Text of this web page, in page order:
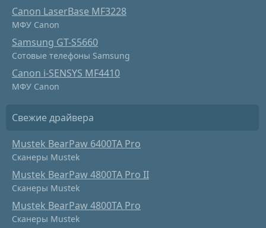
Canon LaserBase MF3228
МФУ Canon
Samsung GT-S5660
Сотовые телефоны Samsung
Canon i-SENSYS MF4410
МФУ Canon
Свежие драйвера
Mustek BearPaw 6400TA Pro
Сканеры Mustek
Mustek BearPaw 4800TA Pro II
Сканеры Mustek
Mustek BearPaw 4800TA Pro
Сканеры Mustek